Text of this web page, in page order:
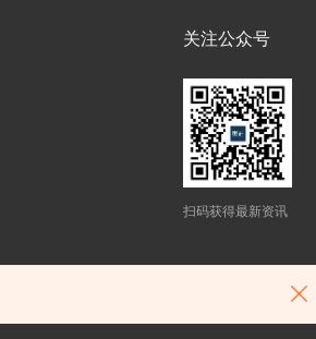
关注公众号
扫码获得最新资讯